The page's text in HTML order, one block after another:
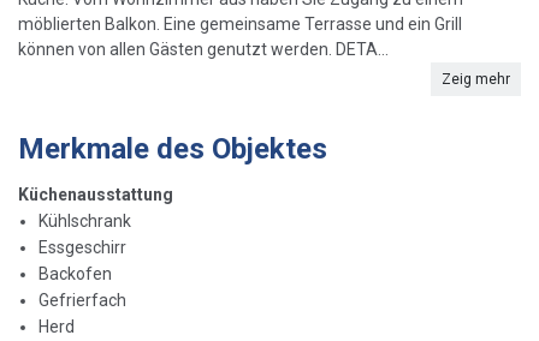
möblierten Balkon. Eine gemeinsame Terrasse und ein Grill
können von allen Gästen genutzt werden. DETA...
Zeig mehr
Merkmale des Objektes
Küchenausstattung
Kühlschrank
Essgeschirr
Backofen
Gefrierfach
Herd